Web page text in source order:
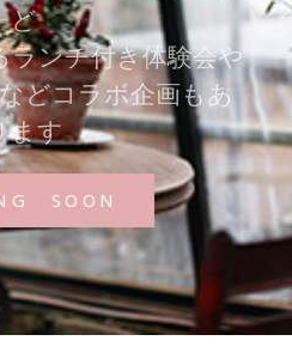
ど
ランチ付き体験会や
どコラボ企画もあ
ます
SOON